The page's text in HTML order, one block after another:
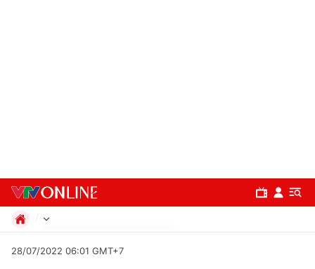
Xã hội
28/07/2022 06:01 GMT+7